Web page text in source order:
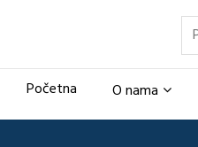
Početna O nama